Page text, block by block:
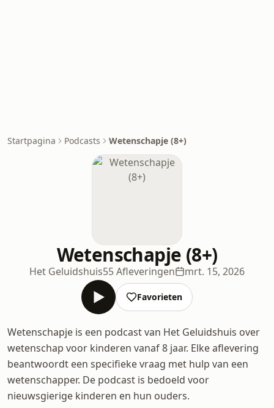
Startpagina Podcasts Wetenschapje (8+)
Wetenschapje (8+)
Het Geluidshuis55 Afleveringen mrt. 15, 2026
Favorieten
Wetenschapje is een podcast van Het Geluidshuis over
wetenschap voor kinderen vanaf 8 jaar. Elke aflevering
beantwoordt een specifieke vraag met hulp van een
wetenschapper. De podcast is bedoeld voor
nieuwsgierige kinderen en hun ouders.